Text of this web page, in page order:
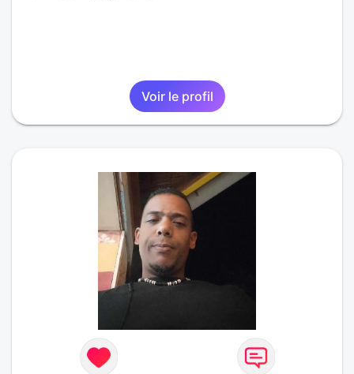
Voir le profil